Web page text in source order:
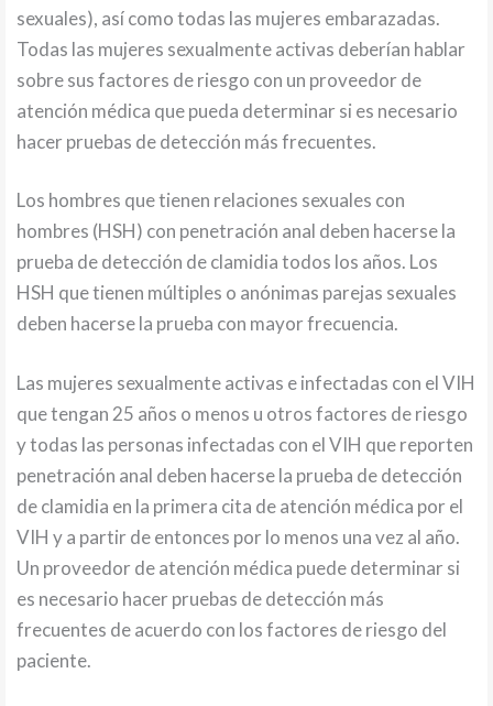
sexuales), así como todas las mujeres embarazadas.
Todas las mujeres sexualmente activas deberían hablar
sobre sus factores de riesgo con un proveedor de
atención médica que pueda determinar si es necesario
hacer pruebas de detección más frecuentes.
Los hombres que tienen relaciones sexuales con
hombres (HSH) con penetración anal deben hacerse la
prueba de detección de clamidia todos los años. Los
HSH que tienen múltiples o anónimas parejas sexuales
deben hacerse la prueba con mayor frecuencia.
Las mujeres sexualmente activas e infectadas con el VIH
que tengan 25 años o menos u otros factores de riesgo
y todas las personas infectadas con el VIH que reporten
penetración anal deben hacerse la prueba de detección
de clamidia en la primera cita de atención médica por el
VIH y a partir de entonces por lo menos una vez al año.
Un proveedor de atención médica puede determinar si
es necesario hacer pruebas de detección más
frecuentes de acuerdo con los factores de riesgo del
paciente.